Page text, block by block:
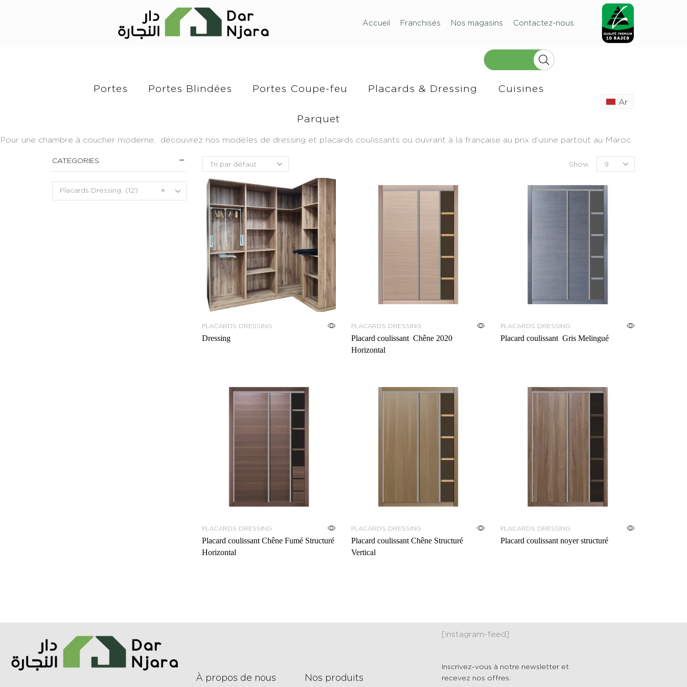
Accueil Franchisés Nos magasins Contactez-nous
Portes Portes Blindées Portes Coupe-feu Placards & Dressing Cuisines
Parquet
Ar
Pour une chambre à coucher moderne, découvrez nos modèles de dressing et placards coulissants ou ouvrant à la française au prix d’usine partout au Maroc.
Show
PLACARDS DRESSING
Dressing
PLACARDS DRESSING
Placard coulissant Chêne 2020
Horizontal
PLACARDS DRESSING
Placard coulissant Gris Melingué
PLACARDS DRESSING
Placard coulissant Chêne Fumé Structuré
Horizontal
PLACARDS DRESSING
Placard coulissant Chêne Structuré
Vertical
PLACARDS DRESSING
Placard coulissant noyer structuré
CATEGORIES
×
Placards Dressing (12)
À propos de nous Nos produits
[instagram-feed]
Inscrivez-vous à notre newsletter et
recevez nos offres.